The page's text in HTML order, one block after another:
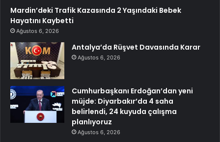
Mardin’deki Trafik Kazasında 2 Yaşındaki Bebek
Hayatını Kaybetti
Ağustos 6, 2026
Antalya’da Rüşvet Davasında Karar
Ağustos 6, 2026
Cumhurbaşkanı Erdoğan’dan yeni
müjde: Diyarbakır’da 4 saha
belirlendi, 24 kuyuda çalışma
planlıyoruz
Ağustos 6, 2026